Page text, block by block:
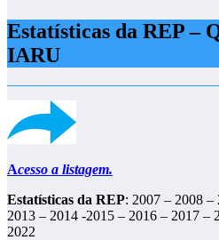
Estatísticas da REP –
IARU
Acesso a listagem.
Estatísticas da REP: 2007 – 2008 –
2013 – 2014 -2015 – 2016 – 2017 –
2022